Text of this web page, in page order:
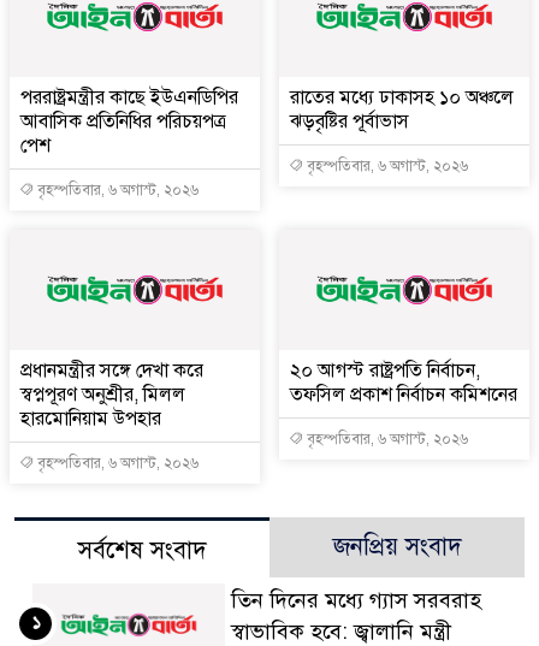
পররাষ্ট্রমন্ত্রীর কা‌ছে ইউএনডিপির
আবাসিক প্রতিনিধির পরিচয়পত্র
পেশ
বৃহস্পতিবার, ৬ অগাস্ট, ২০২৬
রাতের মধ্যে ঢাকাসহ ১০ অঞ্চলে
ঝড়বৃষ্টির পূর্বাভাস
বৃহস্পতিবার, ৬ অগাস্ট, ২০২৬
প্রধানমন্ত্রীর সঙ্গে দেখা করে
স্বপ্নপূরণ অনুশ্রীর, মিলল
হারমোনিয়াম উপহার
বৃহস্পতিবার, ৬ অগাস্ট, ২০২৬
২০ আগস্ট রাষ্ট্রপতি নির্বাচন,
তফসিল প্রকাশ নির্বাচন কমিশনের
বৃহস্পতিবার, ৬ অগাস্ট, ২০২৬
সর্বশেষ সংবাদ জনপ্রিয় সংবাদ
তিন দিনের মধ্যে গ্যাস সরবরাহ
স্বাভাবিক হবে: জ্বালানি মন্ত্রী
১